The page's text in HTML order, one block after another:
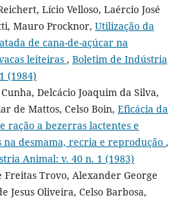
Lício Velloso, Laércio José
Mauro Procknor, Utilização da
de cana-de-açúcar na
leiteiras , Boletim de Indústria
(1984)
Delcácio Joaquim da Silva,
de Mattos, Celso Boin, Eficácia da
ração a bezerras lactentes e
na desmama, recria e reprodução ,
Animal: v. 40 n. 1 (1983)
Freitas Trovo, Alexander George
Jesus Oliveira, Celso Barbosa,